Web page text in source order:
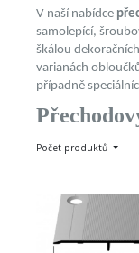
V naší nabídce
samolepící,
škálou
varianách
případně
Počet produktů